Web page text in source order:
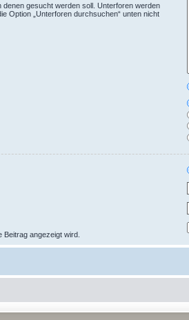
gesucht werden soll. Unterforen werden
Option „Unterforen durchsuchen“ unten nicht
Beitrag angezeigt wird.